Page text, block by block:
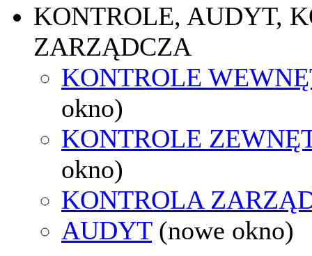
KONTROLE, AUDYT,
ZARZĄDCZA
KONTROLE
okno)
KONTROLE
okno)
KONTROLA
AUDYT (nowe okno)